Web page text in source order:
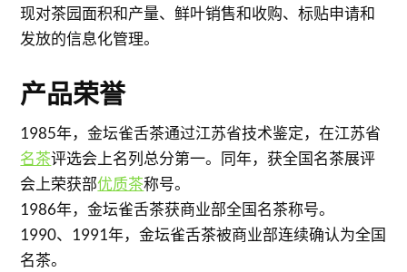
现对茶园面积和产量、鲜叶销售和收购、标贴申请和
发放的信息化管理。
产品荣誉
1985年，金坛雀舌茶通过江苏省技术鉴定，在江苏省
名茶评选会上名列总分第一。同年，获全国名茶展评
会上荣获部优质茶称号。
1986年，金坛雀舌茶获商业部全国名茶称号。
1990、1991年，金坛雀舌茶被商业部连续确认为全国
名茶。